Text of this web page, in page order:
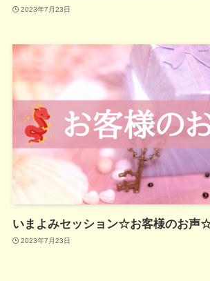
2023年7月23日
いまよみセッション☆お客様のお声
2023年7月23日